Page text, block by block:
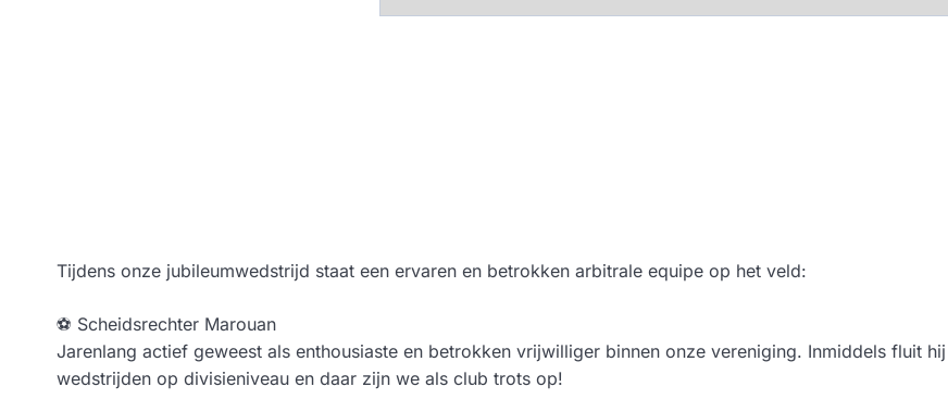
Tijdens onze jubileumwedstrijd staat een ervaren en betrokken arbitrale equipe op het veld:
⚽ Scheidsrechter Marouan
Jarenlang actief geweest als enthousiaste en betrokken vrijwilliger binnen onze vereniging. Inmiddels fluit hij
wedstrijden op divisieniveau en daar zijn we als club trots op!